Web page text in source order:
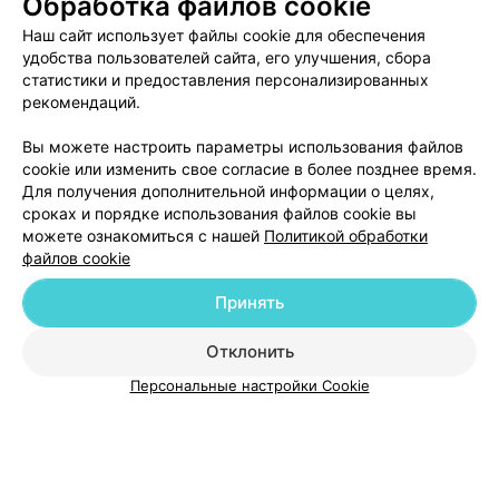
Удаление кисты без резекции
верхушки корня зуба
от 100 руб.
Удаление кисты с резекцией
верхушки корня зуба
от 350 руб.
Цистэктомия (удаление
каллопана или синтетической
кости
от 300 руб.
Добавить компанию
Наш сайт использует файлы cookie для обеспечения
удобства пользователей сайта, его улучшения, сбора
статистики и предоставления персонализированных
рекомендаций.
Вы можете настроить параметры использования файлов
cookie или изменить свое согласие в более позднее время.
Для получения дополнительной информации о целях,
сроках и порядке использования файлов cookie вы
можете ознакомиться с нашей Политикой обработки
файлов cookie
Отклонить
Принять
Персональные настройки Cookie